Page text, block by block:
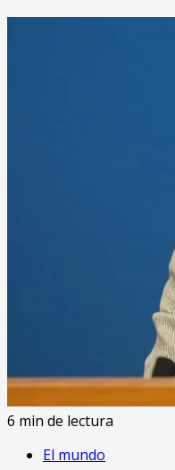
6 min de lectura
El mundo